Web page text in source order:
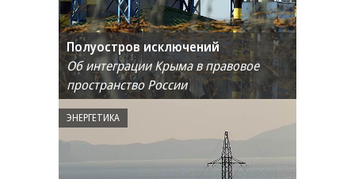
Полуостров исключений
Об интеграции Крыма в правовое
пространство России
ЭНЕРГЕТИКА